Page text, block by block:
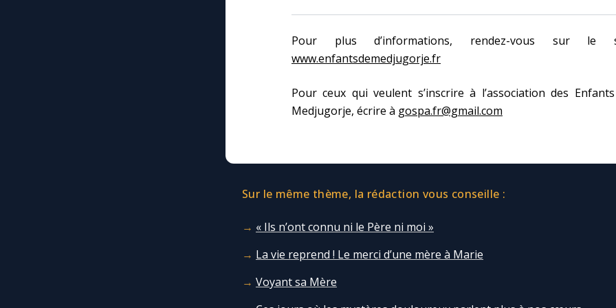
Pour plus d’informations, rendez-vous sur le
www.enfantsdemedjugorje.fr
Pour ceux qui veulent s’inscrire à l’association des
Medjugorje, écrire à gospa.fr@gmail.com
Sur le même thème, la rédaction vous conseille :
« Ils n’ont connu ni le Père ni moi »
La vie reprend ! Le merci d’une mère à Marie
Voyant sa Mère